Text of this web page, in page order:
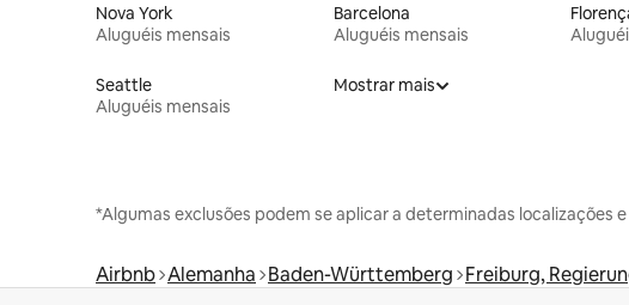
Nova York
Aluguéis mensais
Barcelona
Aluguéis mensais
Seattle
Aluguéis mensais
Mostrar mais
*Algumas exclusões podem se aplicar a determinadas localizações
Airbnb Alemanha Baden-Württemberg Freiburg,